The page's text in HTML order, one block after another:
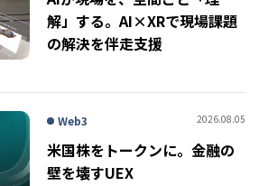
解」する。AI×XRで現場課題
の解決を伴走支援
Web3 2026.08.05
米国株をトークンに。金融の
壁を壊すUEX